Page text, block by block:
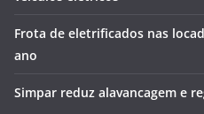
Frota de eletrificados nas
ano
Simpar reduz alavancagem e